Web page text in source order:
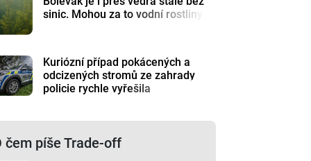
sinic. Mohou za to vodní rostliny
Kuriózní případ pokácených a
odcizených stromů ze zahrady
policie rychle vyřešila
čem píše Trade-off